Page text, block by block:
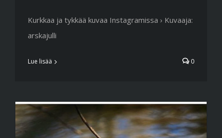
Kurkkaa ja tykkää kuvaa Instagramissa › Kuvaaja:
arskajulli
Lue lisää 0